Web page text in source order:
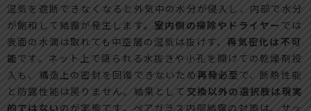
湿気を遮断できなくなると外気中の水分が侵入し、内部で水分
が飽和して結露が発生します。 室内側の掃除やドライヤー では
表面の水滴は取れても中空層の湿気は抜けず、再気密化は不可
能です。ネット上で語られる水抜きや小孔を開けての乾燥剤投
入も、構造上の密封を回復できないため再発必至 で、断熱性能
と防露性能は戻りません。結果として 交換以外の選択肢は現実
的ではない のが実態です。ペアガラス内部結露の対策は、サッ